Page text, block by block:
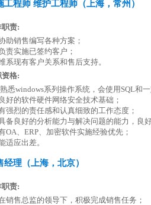
工程师 维护工程师（上海，常州）
职责:
助销售编写各种方案；
责实施已签约客户；
系现有客户关系和售后支持。
资格:
悉windows系列操作系统，会使用SQL和
好的软件硬件网络安全技术基础；
强烈的责任感和认真细致的工作态度；
备良好的分析能力与解决问题的能力，良
OA、ERP、加密软件实施经验优先；
适应出差。
经理（上海，北京）
职责:
销售总监的领导下，积极完成销售任务；